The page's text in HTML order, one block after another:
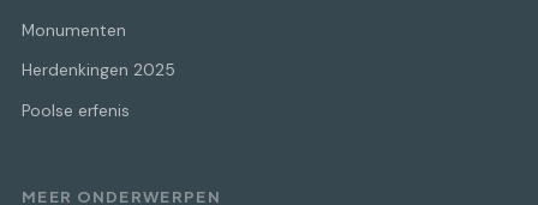
Monumenten
Herdenkingen 2025
Poolse erfenis
MEER ONDERWERPEN